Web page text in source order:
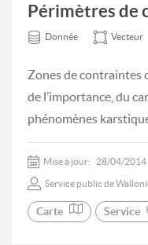
Périmètres de
Donnée Vecteur
Zones de contraintes
de l’importance, du
phénomènes
Mise à jour: 28/04/2014
Service public de
Carte Service